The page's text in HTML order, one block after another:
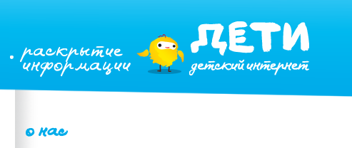
раскрытие
информации
о нас